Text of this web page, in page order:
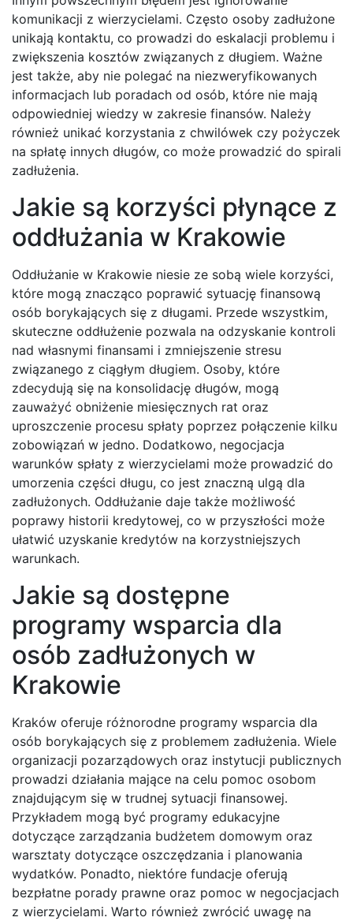
komunikacji z wierzycielami. Często osoby zadłużone
unikają kontaktu, co prowadzi do eskalacji problemu i
zwiększenia kosztów związanych z długiem. Ważne
jest także, aby nie polegać na niezweryfikowanych
informacjach lub poradach od osób, które nie mają
odpowiedniej wiedzy w zakresie finansów. Należy
również unikać korzystania z chwilówek czy pożyczek
na spłatę innych długów, co może prowadzić do spirali
zadłużenia.
Jakie są korzyści płynące z
oddłużania w Krakowie
Oddłużanie w Krakowie niesie ze sobą wiele korzyści,
które mogą znacząco poprawić sytuację finansową
osób borykających się z długami. Przede wszystkim,
skuteczne oddłużenie pozwala na odzyskanie kontroli
nad własnymi finansami i zmniejszenie stresu
związanego z ciągłym długiem. Osoby, które
zdecydują się na konsolidację długów, mogą
zauważyć obniżenie miesięcznych rat oraz
uproszczenie procesu spłaty poprzez połączenie kilku
zobowiązań w jedno. Dodatkowo, negocjacja
warunków spłaty z wierzycielami może prowadzić do
umorzenia części długu, co jest znaczną ulgą dla
zadłużonych. Oddłużanie daje także możliwość
poprawy historii kredytowej, co w przyszłości może
ułatwić uzyskanie kredytów na korzystniejszych
warunkach.
Jakie są dostępne
programy wsparcia dla
osób zadłużonych w
Krakowie
Kraków oferuje różnorodne programy wsparcia dla
osób borykających się z problemem zadłużenia. Wiele
organizacji pozarządowych oraz instytucji publicznych
prowadzi działania mające na celu pomoc osobom
znajdującym się w trudnej sytuacji finansowej.
Przykładem mogą być programy edukacyjne
dotyczące zarządzania budżetem domowym oraz
warsztaty dotyczące oszczędzania i planowania
wydatków. Ponadto, niektóre fundacje oferują
bezpłatne porady prawne oraz pomoc w negocjacjach
z wierzycielami. Warto również zwrócić uwagę na